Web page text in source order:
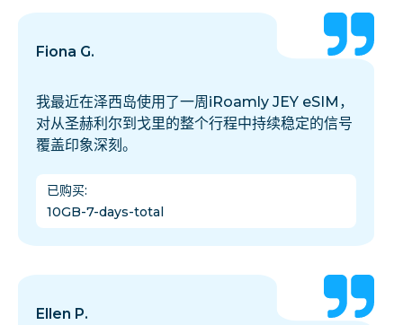
Fiona G.
我最近在泽西岛使用了一周iRoamly JEY eSIM，
对从圣赫利尔到戈里的整个行程中持续稳定的信号
覆盖印象深刻。
已购买:
10GB-7-days-total
Ellen P.